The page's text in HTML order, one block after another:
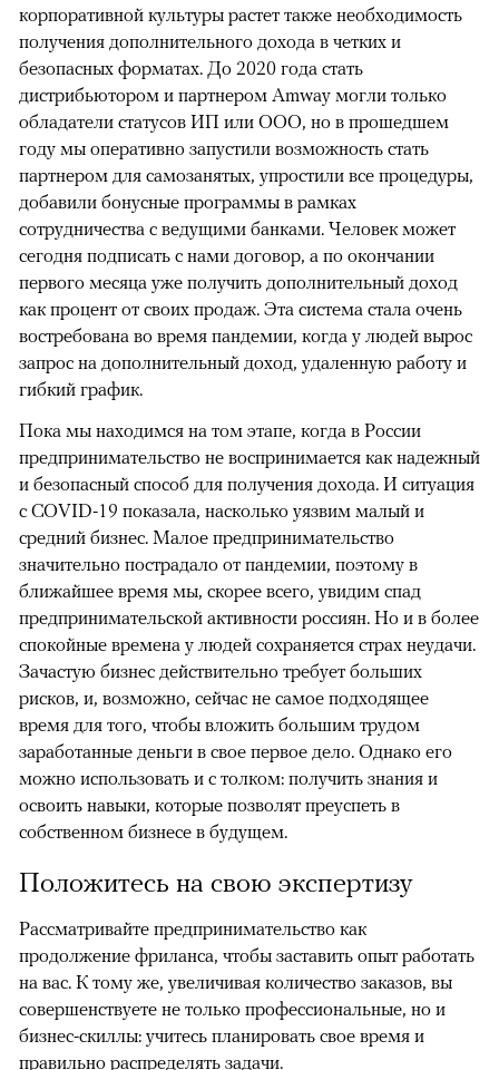
корпоративной культуры растет также необходимость
получения дополнительного дохода в четких и
безопасных форматах. До 2020 года стать
дистрибьютором и партнером Amway могли только
обладатели статусов ИП или ООО, но в прошедшем
году мы оперативно запустили возможность стать
партнером для самозанятых, упростили все процедуры,
добавили бонусные программы в рамках
сотрудничества с ведущими банками. Человек может
сегодня подписать с нами договор, а по окончании
первого месяца уже получить дополнительный доход
как процент от своих продаж. Эта система стала очень
востребована во время пандемии, когда у людей вырос
запрос на дополнительный доход, удаленную работу и
гибкий график.
Пока мы находимся на том этапе, когда в России
предпринимательство не воспринимается как надежный
и безопасный способ для получения дохода. И ситуация
с COVID-19 показала, насколько уязвим малый и
средний бизнес. Малое предпринимательство
значительно пострадало от пандемии, поэтому в
ближайшее время мы, скорее всего, увидим спад
предпринимательской активности россиян. Но и в более
спокойные времена у людей сохраняется страх неудачи.
Зачастую бизнес действительно требует больших
рисков, и, возможно, сейчас не самое подходящее
время для того, чтобы вложить большим трудом
заработанные деньги в свое первое дело. Однако его
можно использовать и с толком: получить знания и
освоить навыки, которые позволят преуспеть в
собственном бизнесе в будущем.
Положитесь на свою экспертизу
Рассматривайте предпринимательство как
продолжение фриланса, чтобы заставить опыт работать
на вас. К тому же, увеличивая количество заказов, вы
совершенствуете не только профессиональные, но и
бизнес-скиллы: учитесь планировать свое время и
правильно распределять задачи.